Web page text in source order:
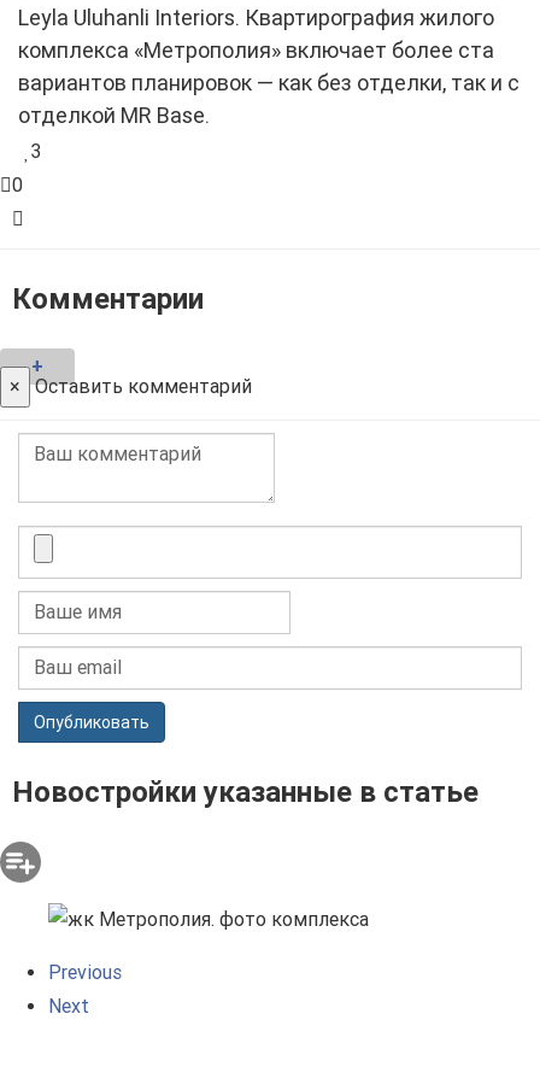
Leyla Uluhanli Interiors. Квартирография жилого
комплекса «Метрополия» включает более ста
вариантов планировок — как без отделки, так и с
отделкой MR Base.
3
0
Комментарии
+
× Оставить комментарий
Опубликовать
Новостройки указанные в статье
Previous
Next